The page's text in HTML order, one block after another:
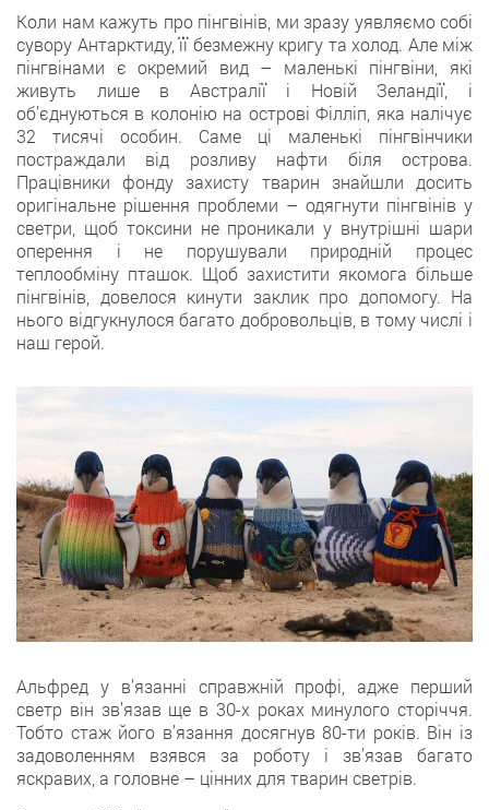
Коли нам кажуть про пінгвінів, ми зразу уявляємо собі
сувору Антарктиду, її безмежну кригу та холод. Але між
пінгвінами є окремий вид – маленькі пінгвіни, які
живуть лише в Австралії і Новій Зеландії, і
об’єднуються в колонію на острові Філліп, яка налічує
32 тисячі особин. Саме ці маленькі пінгвінчики
постраждали від розливу нафти біля острова.
Працівники фонду захисту тварин знайшли досить
оригінальне рішення проблеми – одягнути пінгвінів у
светри, щоб токсини не проникали у внутрішні шари
оперення і не порушували природній процес
теплообміну пташок. Щоб захистити якомога більше
пінгвінів, довелося кинути заклик про допомогу. На
нього відгукнулося багато добровольців, в тому числі і
наш герой.
Альфред у в’язанні справжній профі, адже перший
светр він зв’язав ще в 30-х роках минулого сторіччя.
Тобто стаж його в’язання досягнув 80-ти років. Він із
задоволенням взявся за роботу і зв’язав багато
яскравих, а головне – цінних для тварин светрів.